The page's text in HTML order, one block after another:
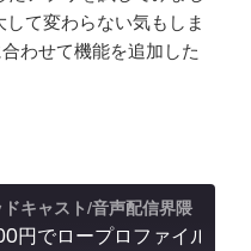
Spotify
て変わらない気もしま
わせて機能を追加した
キャスト/音声配信界隈